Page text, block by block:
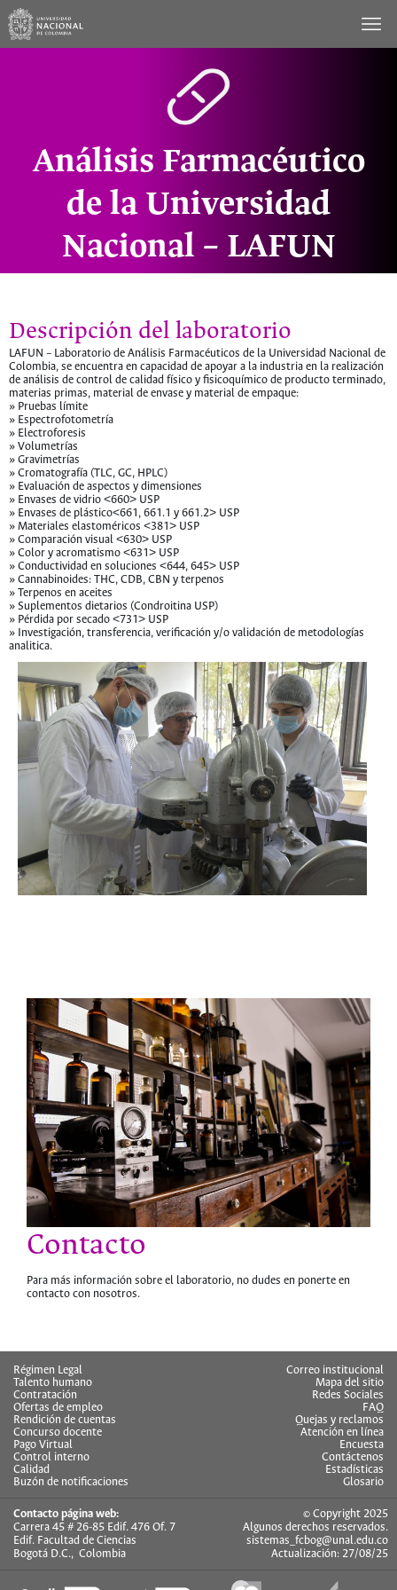
Saltar
contenido
Análisis Farmacéutico
de la Universidad
Nacional – LAFUN
Descripción del laboratorio
LAFUN – Laboratorio de Análisis Farmacéuticos de la Universidad Nacional de
Colombia, se encuentra en capacidad de apoyar a la industria en la realización
de análisis de control de calidad físico y fisicoquímico de producto terminado,
materias primas, material de envase y material de empaque:
» Pruebas límite
» Espectrofotometría
» Electroforesis
» Volumetrías
» Gravimetrías
» Cromatografía (TLC, GC, HPLC)
» Evaluación de aspectos y dimensiones
» Envases de vidrio <660> USP
» Envases de plástico<661, 661.1 y 661.2> USP
» Materiales elastoméricos <381> USP
» Comparación visual <630> USP
» Color y acromatismo <631> USP
» Conductividad en soluciones <644, 645> USP
» Cannabinoides: THC, CDB, CBN y terpenos
» Terpenos en aceites
» Suplementos dietarios (Condroitina USP)
» Pérdida por secado <731> USP
» Investigación, transferencia, verificación y/o validación de metodologías
analitica.
Contacto
Para más información sobre el laboratorio, no dudes en ponerte en
contacto con nosotros.
Régimen Legal
Talento humano
Contratación
Ofertas de empleo
Rendición de cuentas
Concurso docente
Pago Virtual
Control interno
Calidad
Buzón de notificaciones
Correo institucional
Mapa del sitio
Redes Sociales
FAQ
Quejas y reclamos
Atención en línea
Encuesta
Contáctenos
Estadísticas
Glosario
Contacto página web:
Carrera 45 # 26-85 Edif. 476 Of. 7
Edif. Facultad de Ciencias
Bogotá D.C., Colombia
© Copyright 2025
Algunos derechos reservados.
sistemas_fcbog@unal.edu.co
Actualización: 27/08/25